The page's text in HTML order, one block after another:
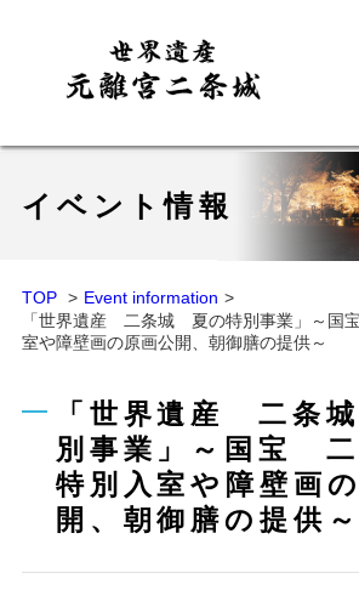
イベント情報
TOP
Event information
「世界遺産 二条城 夏の特別事業」～国
室や障壁画の原画公開、朝御膳の提供～
「世界遺産 二条
別事業」～国宝 二
特別入室や障壁画
開、朝御膳の提供～